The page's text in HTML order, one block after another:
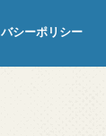
シーポリシー